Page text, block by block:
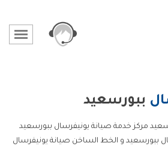
ببورسعيد
مركز خدمة صيانة يونيفرسال ببورسعيد
ببورسعيد و الخط الساخن صيانة يونيفرسال